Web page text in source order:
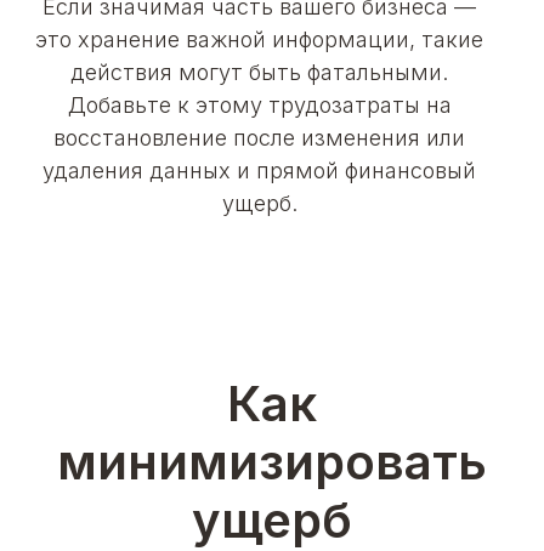
Если значимая часть вашего бизнеса —
это хранение важной информации, такие
действия могут быть фатальными.
Добавьте к этому трудозатраты на
восстановление после изменения или
удаления данных и прямой финансовый
ущерб.
Как
минимизировать
ущерб